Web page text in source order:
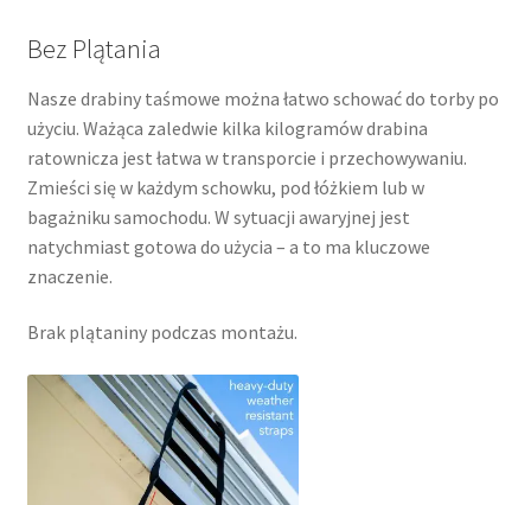
Bez Plątania
Nasze drabiny taśmowe można łatwo schować do torby po
użyciu. Ważąca zaledwie kilka kilogramów drabina
ratownicza jest łatwa w transporcie i przechowywaniu.
Zmieści się w każdym schowku, pod łóżkiem lub w
bagażniku samochodu. W sytuacji awaryjnej jest
natychmiast gotowa do użycia – a to ma kluczowe
znaczenie.
Brak plątaniny podczas montażu.